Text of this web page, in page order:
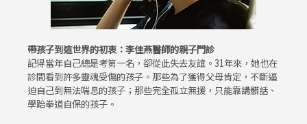
帶孩子到這世界的初衷：李佳燕醫師的親子門診
記得當年自己總是考第一名，卻從此失去友誼。31年來，她也在
診間看到許多靈魂受傷的孩子。那些為了獲得父母肯定，不斷逼
迫自己到無法喘息的孩子；那些完全孤立無援，只能靠講髒話、
學跆拳道自保的孩子。